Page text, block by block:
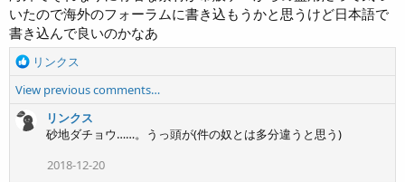
いたので海外のフォーラムに書き込もうかと思うけど日本語で
書き込んで良いのかなあ
R
a
c
t
リンクス
View previous comments…
リンクス
砂地ダチョウ……。うっ頭が(件の奴とは多分違うと思う)
2018-12-20